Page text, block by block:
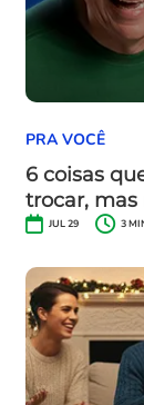
PRA VOCÊ
6 coisas
trocar,
JUL 29 3